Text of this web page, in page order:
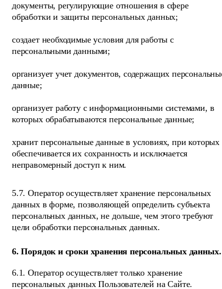
документы, регулирующие отношения в сфере
обработки и защиты персональных данных;
создает необходимые условия для работы с
персональными данными;
организует учет документов, содержащих
данные;
организует работу с информационными системами, в
которых обрабатываются персональные данные;
хранит персональные данные в условиях, при которых
обеспечивается их сохранность и исключается
неправомерный доступ к ним.
5.7. Оператор осуществляет хранение персональных
данных в форме, позволяющей определить субъекта
персональных данных, не дольше, чем этого требуют
цели обработки персональных данных.
6. Порядок и сроки хранения персональных данных.
6.1. Оператор осуществляет только хранение
персональных данных Пользователей на Сайте.